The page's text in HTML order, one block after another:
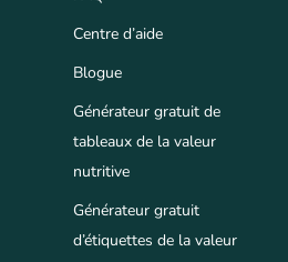
Centre d’aide
Blogue
Générateur gratuit de
tableaux de la valeur
nutritive
Générateur gratuit
d’étiquettes de la valeur